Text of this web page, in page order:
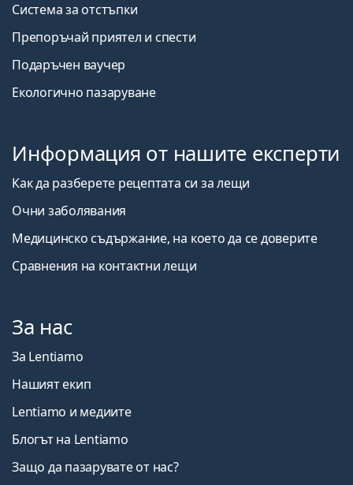
Система за отстъпки
Препоръчай приятел и спести
Подаръчен ваучер
Екологично пазаруване
Информация от нашите експерти
Как да разберете рецептата си за лещи
Очни заболявания
Медицинско съдържание, на което да се доверите
Сравнения на контактни лещи
За нас
За Lentiamo
Нашият екип
Lentiamo и медиите
Блогът на Lentiamo
Защо да пазарувате от нас?